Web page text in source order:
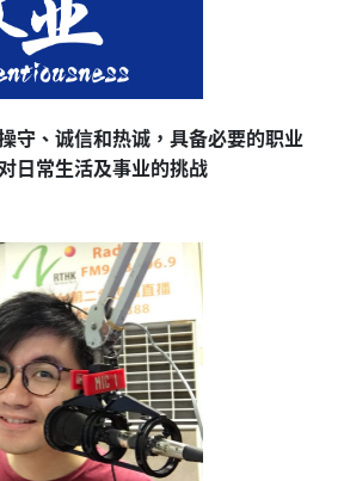
守 、 诚信和热诚 ， 具备必要的职业
日常生活及事业的挑战